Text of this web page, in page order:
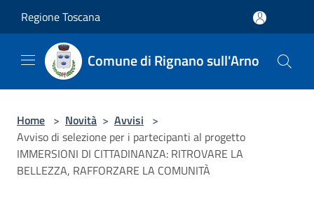
Regione Toscana
Comune di Rignano sull'Arno
Home > Novità > Avvisi >
Avviso di selezione per i partecipanti al progetto
IMMERSIONI DI CITTADINANZA: RITROVARE LA
BELLEZZA, RAFFORZARE LA COMUNITÀ